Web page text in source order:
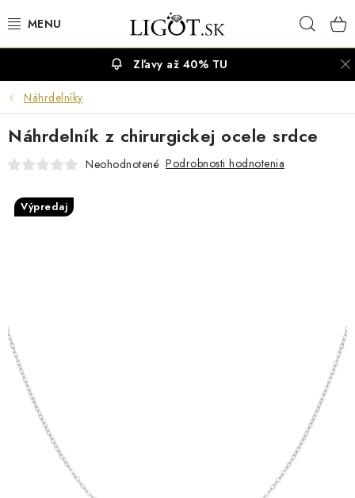
na
PRÍVESKY
SETY ŠPERKOV
ŠPERKY
Doprava a platba
Kontakt
Zľavy až 40% TU
Náhrdelníky
Náhrdelník z chirurgickej ocele srdce
Neohodnotené Podrobnosti hodnotenia
Výpredaj